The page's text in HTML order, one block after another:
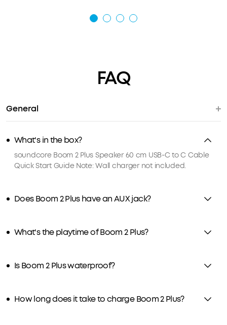
FAQ
General
What's in the box?
soundcore Boom 2 Plus Speaker 60 cm USB-C to C Cable
Quick Start Guide Note: Wall charger not included.
Does Boom 2 Plus have an AUX jack?
What's the playtime of Boom 2 Plus?
Is Boom 2 Plus waterproof?
How long does it take to charge Boom 2 Plus?